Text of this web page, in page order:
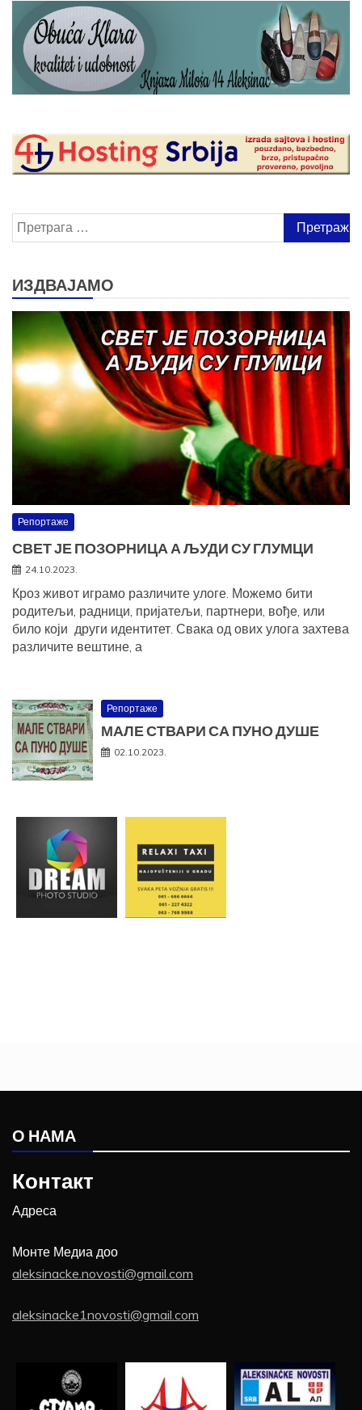
Претрага
за:
ИЗДВАЈАМО
Репортаже
СВЕТ ЈЕ ПОЗОРНИЦА А ЉУДИ СУ ГЛУМЦИ
24.10.2023.
Кроз живот играмо различите улоге. Можемо бити
родитељи, радници, пријатељи, партнери, вође, или
било који други идентитет. Свака од ових улога захтева
различите вештине, а
Репортаже
МАЛЕ СТВАРИ СА ПУНО ДУШЕ
02.10.2023.
О НАМА
Контакт
Адреса
Монте Медиа доо
aleksinacke.novosti@gmail.com
aleksinacke1novosti@gmail.com